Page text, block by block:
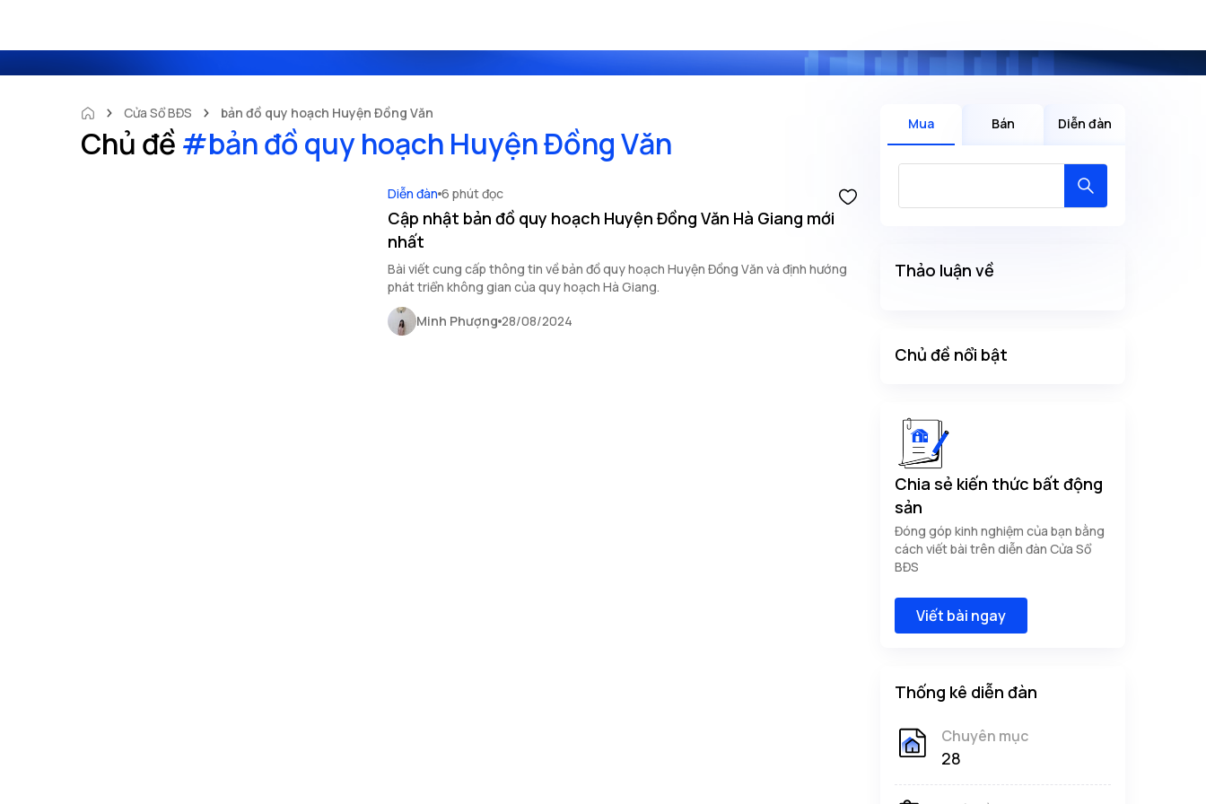
Cửa Sổ BĐS bản đồ quy hoạch Huyện Đồng Văn
Chủ đề #bản đồ quy hoạch Huyện Đồng Văn
Diễn đàn 6 phút đọc
Cập nhật bản đồ quy hoạch Huyện Đồng Văn Hà Giang mới
nhất
Bài viết cung cấp thông tin về bản đồ quy hoạch Huyện Đồng Văn và định hướng
phát triển không gian của quy hoạch Hà Giang.
Minh Phượng 28/08/2024
Mua Bán Diễn đàn
Thảo luận về
Chủ đề nổi bật
Chia sẻ kiến thức bất động
sản
Đóng góp kinh nghiệm của bạn bằng
cách viết bài trên diễn đàn Cửa Sổ
BĐS
Viết bài ngay
Thống kê diễn đàn
Chuyên mục
28